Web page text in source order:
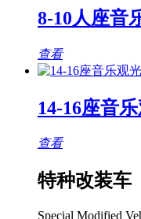
8-10人座音
查看
14-16座音
查看
特种改装车
Special Modified